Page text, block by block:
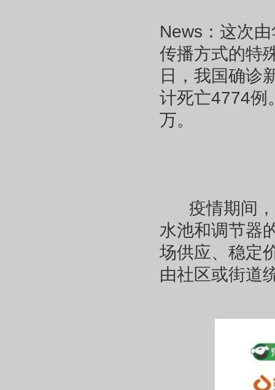
News：这次
传播方式的特
日，我国确诊
计死亡4774例
万。
疫情期间，
水池和调节器
场供应、稳定
由社区或街道